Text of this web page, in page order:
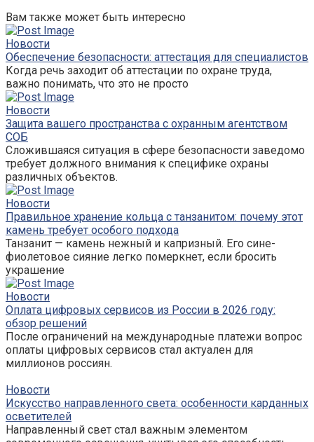
Вам также может быть интересно
Новости
Обеспечение безопасности: аттестация для специалистов
Когда речь заходит об аттестации по охране труда,
важно понимать, что это не просто
Новости
Защита вашего пространства с охранным агентством
СОБ
Сложившаяся ситуация в сфере безопасности заведомо
требует должного внимания к специфике охраны
различных объектов.
Новости
Правильное хранение кольца с танзанитом: почему этот
камень требует особого подхода
Танзанит — камень нежный и капризный. Его сине-
фиолетовое сияние легко померкнет, если бросить
украшение
Новости
Оплата цифровых сервисов из России в 2026 году:
обзор решений
После ограничений на международные платежи вопрос
оплаты цифровых сервисов стал актуален для
миллионов россиян.
Новости
Искусство направленного света: особенности карданных
осветителей
Направленный свет стал важным элементом